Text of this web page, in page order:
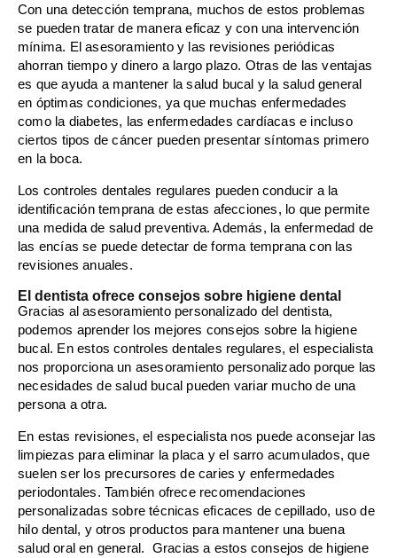
Con una detección temprana, muchos de estos problemas
se pueden tratar de manera eficaz y con una intervención
mínima. El asesoramiento y las revisiones periódicas
ahorran tiempo y dinero a largo plazo. Otras de las ventajas
es que ayuda a mantener la salud bucal y la salud general
en óptimas condiciones, ya que muchas enfermedades
como la diabetes, las enfermedades cardíacas e incluso
ciertos tipos de cáncer pueden presentar síntomas primero
en la boca.
Los controles dentales regulares pueden conducir a la
identificación temprana de estas afecciones, lo que permite
una medida de salud preventiva. Además, la enfermedad de
las encías se puede detectar de forma temprana con las
revisiones anuales.
El dentista ofrece consejos sobre higiene dental
Gracias al asesoramiento personalizado del dentista,
podemos aprender los mejores consejos sobre la higiene
bucal. En estos controles dentales regulares, el especialista
nos proporciona un asesoramiento personalizado porque las
necesidades de salud bucal pueden variar mucho de una
persona a otra.
En estas revisiones, el especialista nos puede aconsejar las
limpiezas para eliminar la placa y el sarro acumulados, que
suelen ser los precursores de caries y enfermedades
periodontales. También ofrece recomendaciones
personalizadas sobre técnicas eficaces de cepillado, uso de
hilo dental, y otros productos para mantener una buena
salud oral en general. Gracias a estos consejos de higiene